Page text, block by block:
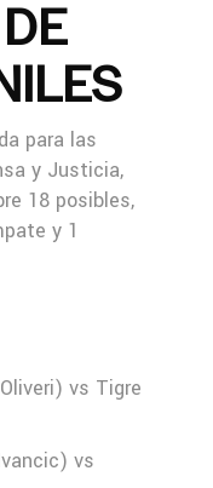
para las
y Justicia,
18 posibles,
y 1
vs Tigre
vs